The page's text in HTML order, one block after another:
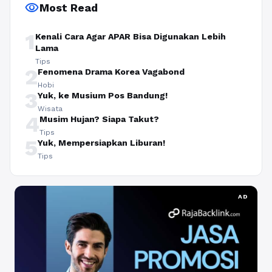
visibilityMost Read
1 Kenali Cara Agar APAR Bisa Digunakan Lebih
Lama
Tips
2Fenomena Drama Korea Vagabond
Hobi
3Yuk, ke Musium Pos Bandung!
Wisata
4Musim Hujan? Siapa Takut?
Tips
5Yuk, Mempersiapkan Liburan!
Tips
AD